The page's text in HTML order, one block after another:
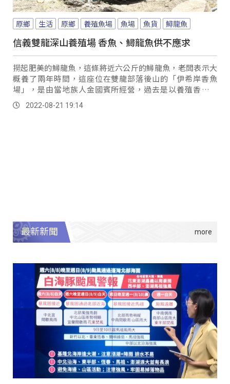
原鄉 生活 原鄉 養殖魚場 魚場 魚貨 鱘龍魚
信義雙龍深山養殖場 香魚、鱘龍魚供不應求
撈起肥美的鱘龍魚，這條將近六公斤的鱘龍魚，老闆表示大
概養了兩年時間，這座位在雙龍部落後山的「伊希岸香魚
場」，是由當地族人金國賓所經營，過去是以養殖香魚為
主，因環境以及山泉水水質好，讓香魚品質大受民眾青...。
2022-08-21 19:14
最新新聞